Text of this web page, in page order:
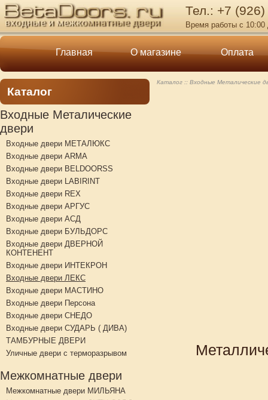
Тел.: +7
Время работы с 10:00
Главная О магазине Оплата
Каталог
Входные Металические
двери
Входные двери МЕТАЛЮКС
Входные двери ARMA
Входные двери BELDOORSS
Входные двери LABIRINT
Входные двери REX
Входные двери АРГУС
Входные двери АСД
Входные двери БУЛЬДОРС
Входные двери ДВЕРНОЙ
КОНТЕНЕНТ
Входные двери ИНТЕКРОН
Входные двери ЛЕКС
Входные двери МАСТИНО
Входные двери Персона
Входные двери СНЕДО
Входные двери СУДАРЬ ( ДИВА)
ТАМБУРНЫЕ ДВЕРИ
Уличные двери с терморазрывом
Межкомнатные двери
Межкомнатные двери МИЛЬЯНА
Каталог Входные Металические